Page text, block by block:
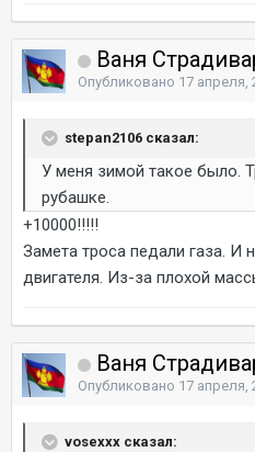
Ваня
Опубликовано 17 апреля,
stepan2106 сказал:
У меня зимой такое было.
рубашке.
+10000!!!!!
Замета троса педали газа. И
двигателя. Из-за плохой
Ваня
Опубликовано 17 апреля,
vosexxx сказал: